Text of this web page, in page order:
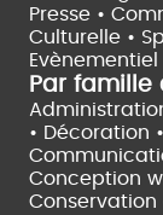
Presse •
Culturelle •
Evènementiel
Par famille
• Décoration
Conception
Conservation